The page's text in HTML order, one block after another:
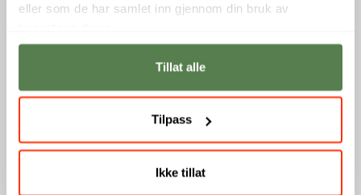
eller som de har samlet inn gjennom din bruk av
Tillat alle
Tilpass
Ikke tillat